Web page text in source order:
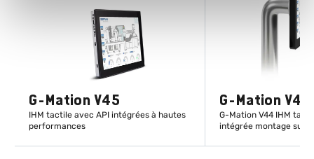
G-Mation V45
IHM tactile avec API intégrées à hautes
performances
G-Mation V44
G-Mation V44 IHM
intégrée montage sur